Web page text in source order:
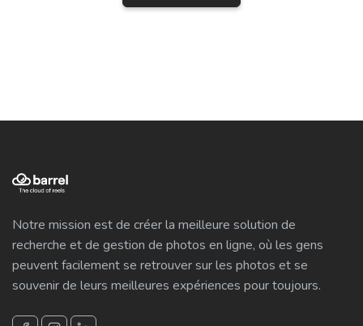
Notre mission est de créer la meilleure solution de
recherche et de gestion de photos en ligne, où les gens
peuvent facilement se retrouver sur les photos et se
souvenir de leurs meilleures expériences pour toujours.